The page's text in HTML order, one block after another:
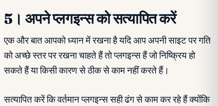
5। अपने प्लगइन्स को सत्यापित करें
एक और बात आपको ध्यान में रखना है यदि आप अपनी साइट पर गति
को अच्छे स्तर पर रखना चाहते हैं तो प्लगइन्स हैं जो निष्क्रिय हो
सकते हैं या किसी कारण से ठीक से काम नहीं करते हैं।
सत्यापित करें कि वर्तमान प्लगइन्स सही ढंग से काम कर रहे हैं क्योंकि